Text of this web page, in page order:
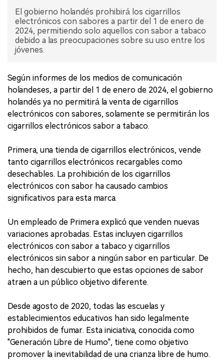
El gobierno holandés prohibirá los cigarrillos
electrónicos con sabores a partir del 1 de enero de
2024, permitiendo solo aquellos con sabor a tabaco
debido a las preocupaciones sobre su uso entre los
jóvenes.
Según informes de los medios de comunicación
holandeses, a partir del 1 de enero de 2024, el gobierno
holandés ya no permitirá la venta de cigarrillos
electrónicos con sabores, solamente se permitirán los
cigarrillos electrónicos sabor a tabaco.
Primera, una tienda de cigarrillos electrónicos, vende
tanto cigarrillos electrónicos recargables como
desechables. La prohibición de los cigarrillos
electrónicos con sabor ha causado cambios
significativos para esta marca.
Un empleado de Primera explicó que venden nuevas
variaciones aprobadas. Estas incluyen cigarrillos
electrónicos con sabor a tabaco y cigarrillos
electrónicos sin sabor a ningún sabor en particular. De
hecho, han descubierto que estas opciones de sabor
atraen a un público objetivo diferente.
Desde agosto de 2020, todas las escuelas y
establecimientos educativos han sido legalmente
prohibidos de fumar. Esta iniciativa, conocida como
"Generación Libre de Humo", tiene como objetivo
promover la inevitabilidad de una crianza libre de humo.